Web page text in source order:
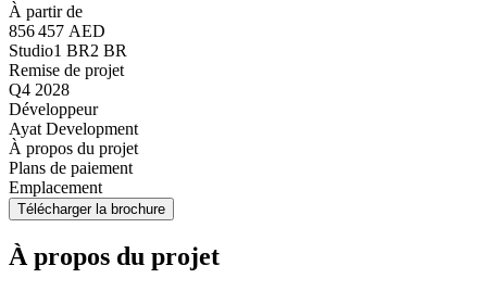
À partir de
856 457 AED
Studio1 BR2 BR
Remise de projet
Q4 2028
Développeur
Ayat Development
À propos du projet
Plans de paiement
Emplacement
Télécharger la brochure
À propos du projet